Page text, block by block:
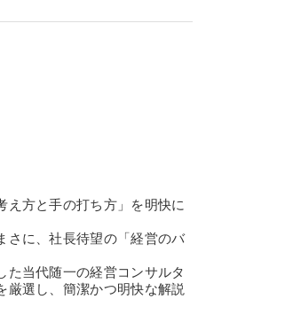
方と手の打ち方」を明快に
に、社長待望の「経営のバ
当代随一の経営コンサルタ
厳選し、簡潔かつ明快な解説